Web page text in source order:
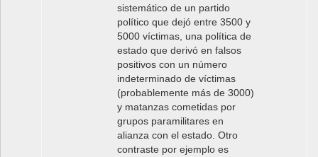
sistemático de un partido
político que dejó entre 3500 y
5000 víctimas, una política de
estado que derivó en falsos
positivos con un número
indeterminado de víctimas
(probablemente más de 3000)
y matanzas cometidas por
grupos paramilitares en
alianza con el estado. Otro
contraste por ejemplo es